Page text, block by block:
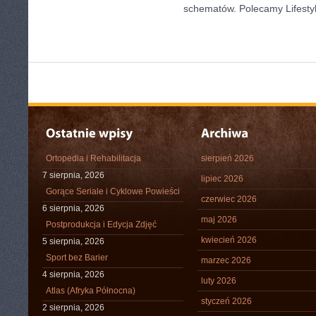
schematów. Polecamy
Ortopedia i Rehabilitacja
7 sierpnia, 2026
Gorące Seriale i Cyklowe Powieści
6 sierpnia, 2026
Postprodukcja i Edycja Zdjęć
5 sierpnia, 2026
Sport bez Barier
4 sierpnia, 2026
Atlas (Afryka Północna)
2 sierpnia, 2026
sierpień 2026
lipiec 2026
czerwiec 2026
maj 2026
kwiecień 2026
marzec 2026
luty 2026
styczeń 2026